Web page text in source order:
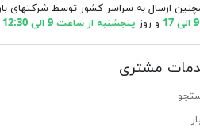
ارسال به سراسر کشور توسط شرکتهای
و روز پنجشنبه از ساعت 9 الی 12:30
مشتری